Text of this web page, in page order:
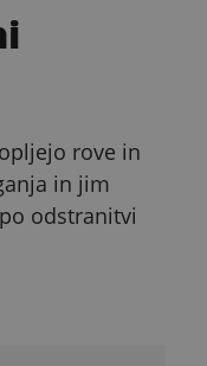
rove in
in jim
odstranitvi